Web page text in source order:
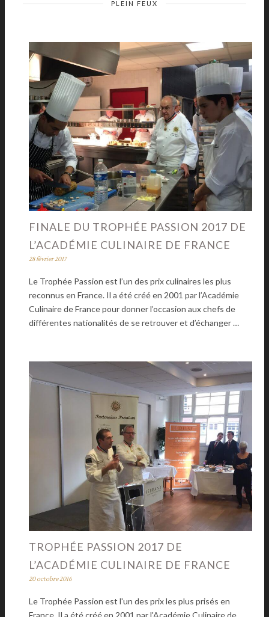
PLEIN FEUX
FINALE DU TROPHÉE PASSION 2017 DE
L’ACADÉMIE CULINAIRE DE FRANCE
28 février 2017
Le Trophée Passion est l’un des prix culinaires les plus
reconnus en France. Il a été créé en 2001 par l’Académie
Culinaire de France pour donner l’occasion aux chefs de
différentes nationalités de se retrouver et d’échanger …
TROPHÉE PASSION 2017 DE
L’ACADÉMIE CULINAIRE DE FRANCE
20 octobre 2016
Le Trophée Passion est l'un des prix les plus prisés en
France. Il a été créé en 2001 par l'Académie Culinaire de